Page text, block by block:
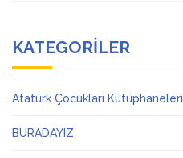
KATEGORILER
Atatürk Çocukları Kütüphaneleri
BURADAYIZ